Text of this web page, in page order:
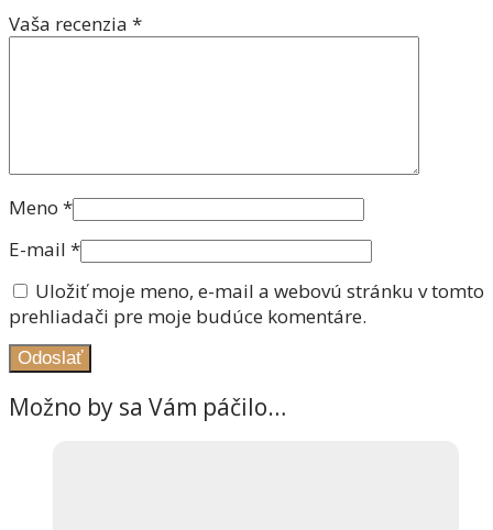
Vaša recenzia *
Meno *
E-mail *
Uložiť moje meno, e-mail a webovú stránku v tomto
prehliadači pre moje budúce komentáre.
Možno by sa Vám páčilo…